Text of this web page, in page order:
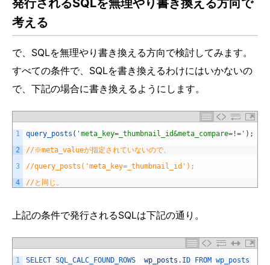
考える
で、SQLを無理やり書き換える方向で検討してみます。
すべての条件で、SQLを書き換えるわけにはいかないの
で、下記の場合に書き換えるようにします。
1
2
3
4
query_posts ( 'meta_key=_thumbnail_id&meta_compare=!=' ) ;
//※meta_valueが指定されていないので、
//query_posts('meta_key=_thumbnail_id');
//と同じ。
上記の条件で発行されるSQLは下記の通り。
1
SELECT SQL_CALC_FOUND_ROWS wp_posts . ID FROM wp_posts